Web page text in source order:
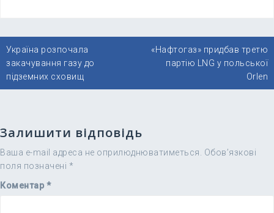
Навігація
записів
Україна розпочала
закачування газу до
підземних сховищ
«Нафтогаз» придбав третю
партію LNG у польської
Orlen
Залишити відповідь
Ваша e-mail адреса не оприлюднюватиметься.
Обов’язкові
поля позначені *
Коментар *